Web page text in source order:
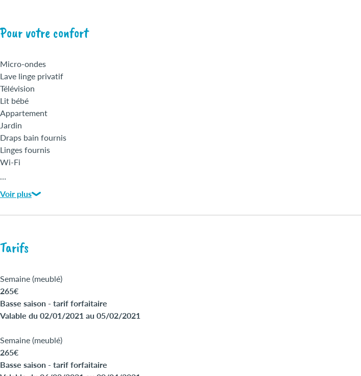
Pour votre confort
Micro-ondes
Lave linge privatif
Télévision
Lit bébé
Appartement
Jardin
Draps bain fournis
Linges fournis
Wi-Fi
…
Voir plus
Tarifs
Semaine (meublé)
265€
Basse saison - tarif forfaitaire
Valable du 02/01/2021 au 05/02/2021
Semaine (meublé)
265€
Basse saison - tarif forfaitaire